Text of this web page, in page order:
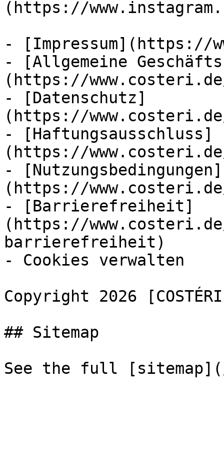
(https://
- [Impressum](https://
- [Allgemeine
(https://
- [Datenschutz]
(https://
- [Haftungsausschluss]
(https://
- [Nutzungsbedingungen]
(https://
- [Barrierefreiheit]
(https://
barrierefreiheit)
- Cookies verwalten
Copyright 2026
## Sitemap